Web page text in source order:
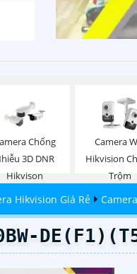
Chống
3D DNR
Hikvison
Camera
Hikvision
Trộm
Hikvision Giá Rẻ